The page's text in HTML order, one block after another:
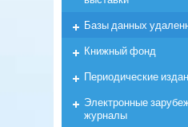
Базы данных
Книжный фонд
Периодические
Электронные
журналы